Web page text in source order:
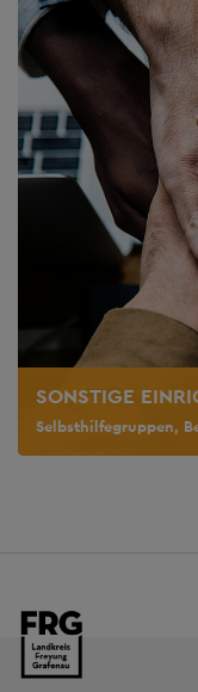
SONSTIGE
Selbsthilfegruppen,